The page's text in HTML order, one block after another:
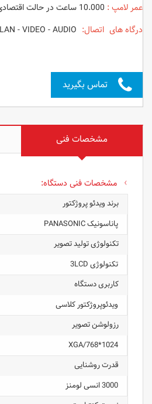
عمر لامپ :
درگاه های اتصال:
تماس بگیرید
مشخصات فنی
مشخصات فنی دستگاه:
برند ویدئو پروژکتور
پاناسونیک PANASONIC
تکنولوژی تولید تصویر
تکنولوژی 3LCD
کاربری دستگاه
ویدئوپروژکتور کلاسی
رزولوشن تصویر
1024*768/XGA
قدرت روشنایی
3000 انسی لومنز